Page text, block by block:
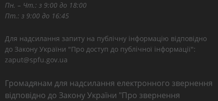
Пн. – Чт.: з 9:00 до 18:00
Пт.: з 9:00 до 16:45
Для надсилання запиту на публічну інформацію відповідно
до Закону України "Про доступ до публічної інформації":
zaput@spfu.gov.ua
Громадянам для надсилання електронного звернення
відповідно до Закону України "Про звернення